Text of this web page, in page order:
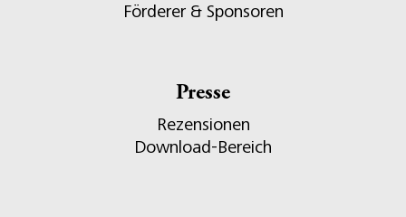
Förderer & Sponsoren
Presse
Rezensionen
Download-Bereich